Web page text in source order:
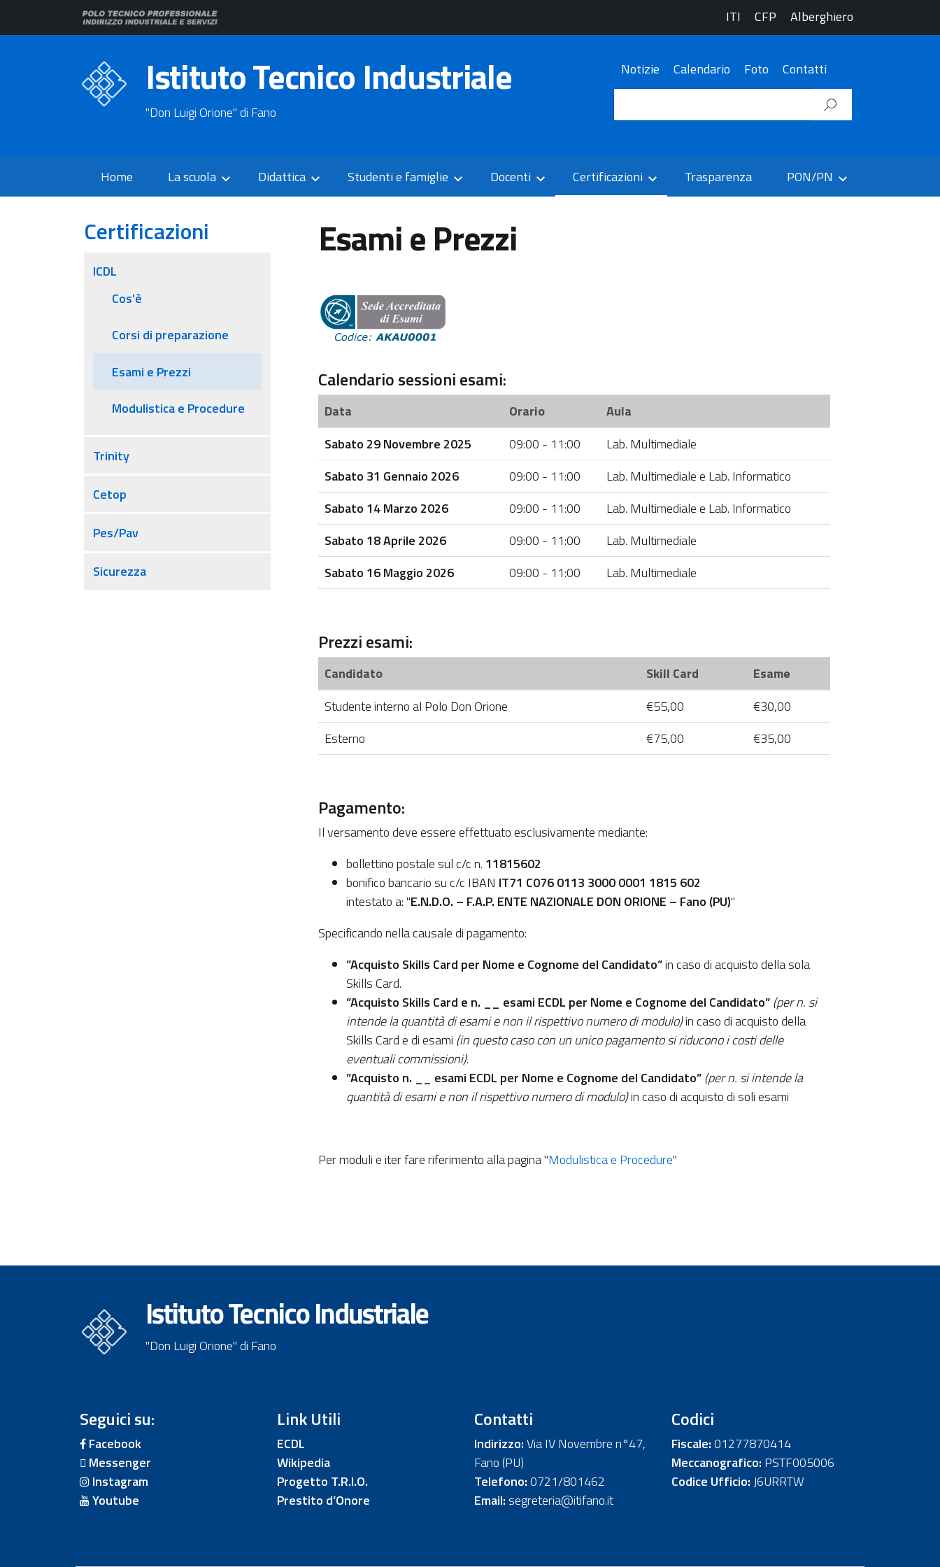
ITI CFP Alberghiero
Istituto Tecnico Industriale
"Don Luigi Orione" di Fano
Notizie Calendario Foto Contatti
Home La scuola Didattica Studenti e famiglie Docenti Certificazioni Trasparenza PON/PN
Certificazioni
ICDL
Cos'è
Corsi di preparazione
Esami e Prezzi
Modulistica e Procedure
Trinity
Cetop
Pes/Pav
Sicurezza
Esami e Prezzi
Calendario sessioni esami:
Data Orario
Aula
Sabato 29 Novembre 2025
09:00 - 11:00
Lab. Multimediale
Sabato 31 Gennaio 2026
09:00 - 11:00
Lab. Multimediale e Lab. Informatico
Sabato 14 Marzo 2026
09:00 - 11:00
Lab. Multimediale e Lab. Informatico
Sabato 18 Aprile 2026
09:00 - 11:00
Lab. Multimediale
Sabato 16 Maggio 2026
09:00 - 11:00 Lab. Multimediale
Prezzi esami:
Candidato Skill Card
Esame
Studente interno al Polo Don Orione
€55,00
€30,00
Esterno
€75,00 €35,00
Pagamento:
Il versamento deve essere effettuato esclusivamente mediante:
bollettino postale sul c/c n. 11815602
bonifico bancario su c/c IBAN IT71 C076 0113 3000 0001 1815 602
intestato a: "E.N.D.O. – F.A.P. ENTE NAZIONALE DON ORIONE – Fano (PU)"
Specificando nella causale di pagamento:
”Acquisto Skills Card per Nome e Cognome del Candidato”in caso di acquisto della sola
Skills Card.
”Acquisto Skills Card e n. __ esami ECDL per Nome e Cognome del Candidato” (per n. si
intende la quantità di esami e non il rispettivo numero di modulo)in caso di acquisto della
Skills Card e di esami (in questo caso con un unico pagamento si riducono i costi delle
eventuali commissioni).
”Acquisto n. __ esami ECDL per Nome e Cognome del Candidato” (per n. si intende la
quantità di esami e non il rispettivo numero di modulo)in caso di acquisto di soli esami
Per moduli e iter fare riferimento alla pagina "Modulistica e Procedure"
Istituto Tecnico Industriale
"Don Luigi Orione" di Fano
Seguici su:
Facebook
Messenger
Instagram
Youtube
Link Utili
ECDL
Wikipedia
Progetto T.R.I.O.
Prestito d’Onore
Contatti
Indirizzo:Via IV Novembre n°47,
Fano (PU)
Telefono:0721/801462
Email: segreteria@itifano.it
Codici
Fiscale:01277870414
Meccanografico: PSTF005006
Codice Ufficio: J6URRTW